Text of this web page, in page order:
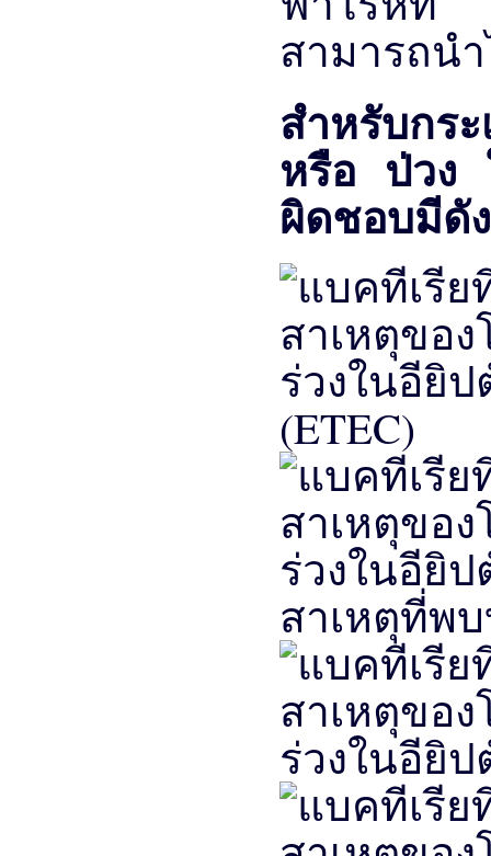
สามารถน
สำหรับกร
หรือ ป่วง
ผิดชอบมีดั
(ETEC)
สาเหตุที่พ